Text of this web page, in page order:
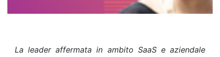
La leader affermata in ambito SaaS e aziendale